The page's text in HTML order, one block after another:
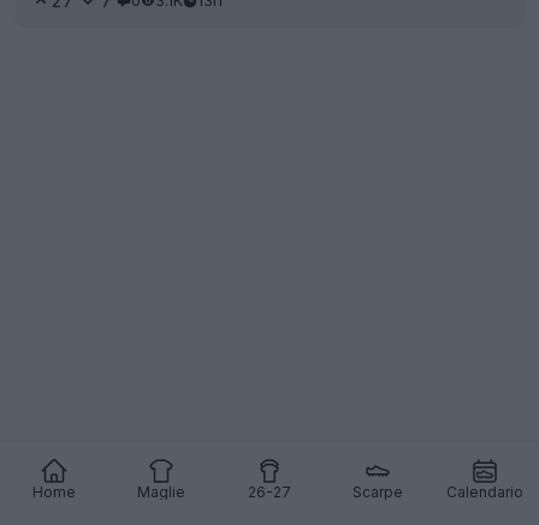
Home Maglie 26-27 Scarpe Calendario